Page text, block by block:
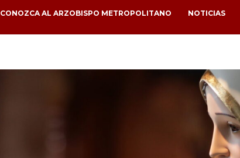
CONOZCA AL ARZOBISPO METROPOLITANO NOTICIAS